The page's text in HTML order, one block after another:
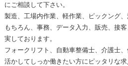
にご相談して下さい。
製造、工場内作業、軽作業、ピックング
もちろん、事務、データ入力、販売、接
実しております。
フォークリフト、自動車整備士、介護士
活かしてしっか働きたい方にピッタリな求